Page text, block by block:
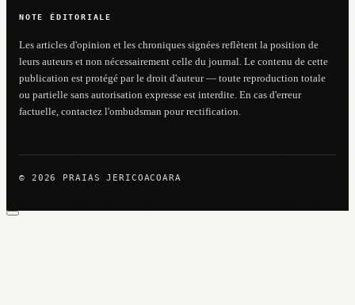
NOTE ÉDITORIALE
Les articles d'opinion et les chroniques signées reflètent la position de
leurs auteurs et non nécessairement celle du journal. Le contenu de cette
publication est protégé par le droit d'auteur — toute reproduction totale
ou partielle sans autorisation expresse est interdite. En cas d'erreur
factuelle, contactez l'ombudsman pour rectification.
© 2026 PRAIAS JERICOACOARA